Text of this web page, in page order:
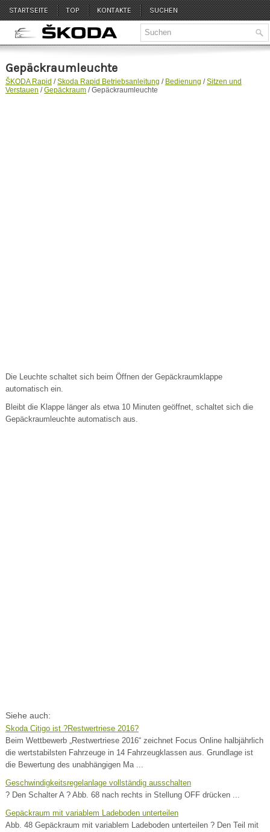
STARTSEITE TOP KONTAKTE SUCHEN
Gepäckraumleuchte
ŠKODA Rapid /Skoda Rapid Betriebsanleitung / Bedienung /Sitzen und
Verstauen /Gepäckraum/ Gepäckraumleuchte
Die Leuchte schaltet sich beim Öffnen der Gepäckraumklappe
automatisch ein.
Bleibt die Klappe länger als etwa 10 Minuten geöffnet, schaltet sich die
Gepäckraumleuchte automatisch aus.
Siehe auch:
Skoda Citigo ist ?Restwertriese 2016?
Beim Wettbewerb „Restwertriese 2016“ zeichnet Focus Online halbjährlich
die wertstabilsten Fahrzeuge in 14 Fahrzeugklassen aus. Grundlage ist
die Bewertung des unabhängigen Ma ...
Geschwindigkeitsregelanlage vollständig ausschalten
? Den Schalter A ? Abb. 68 nach rechts in Stellung OFF drücken ...
Gepäckraum mit variablem Ladeboden unterteilen
Abb. 48 Gepäckraum mit variablem Ladeboden unterteilen ? Den Teil mit